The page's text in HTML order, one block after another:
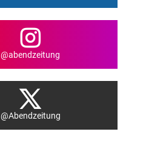
@abendzeitung
@Abendzeitung